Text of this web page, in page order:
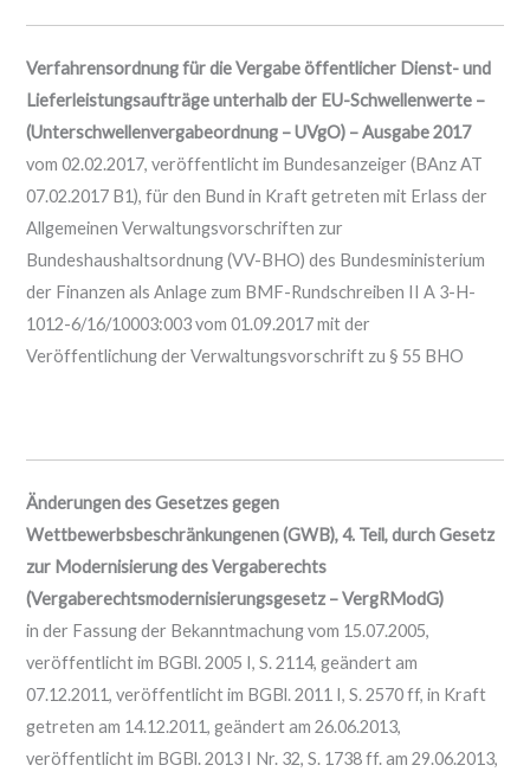
Verfahrensordnung für die Vergabe öffentlicher Dienst- und
Lieferleistungsaufträge unterhalb der EU-Schwellenwerte –
(Unterschwellenvergabeordnung – UVgO) – Ausgabe 2017
vom 02.02.2017, veröffentlicht im Bundesanzeiger (BAnz AT
07.02.2017 B1), für den Bund in Kraft getreten mit Erlass der
Allgemeinen Verwaltungsvorschriften zur
Bundeshaushaltsordnung (VV-BHO) des Bundesministerium
der Finanzen als Anlage zum BMF-Rundschreiben II A 3-H-
1012-6/16/10003:003 vom 01.09.2017 mit der
Veröffentlichung der Verwaltungsvorschrift zu § 55 BHO
Änderungen des Gesetzes gegen
Wettbewerbsbeschränkungenen (GWB), 4. Teil, durch Gesetz
zur Modernisierung des Vergaberechts
(Vergaberechtsmodernisierungsgesetz – VergRModG)
in der Fassung der Bekanntmachung vom 15.07.2005,
veröffentlicht im BGBl. 2005 I, S. 2114, geändert am
07.12.2011, veröffentlicht im BGBl. 2011 I, S. 2570 ff, in Kraft
getreten am 14.12.2011, geändert am 26.06.2013,
veröffentlicht im BGBl. 2013 I Nr. 32, S. 1738 ff. am 29.06.2013,